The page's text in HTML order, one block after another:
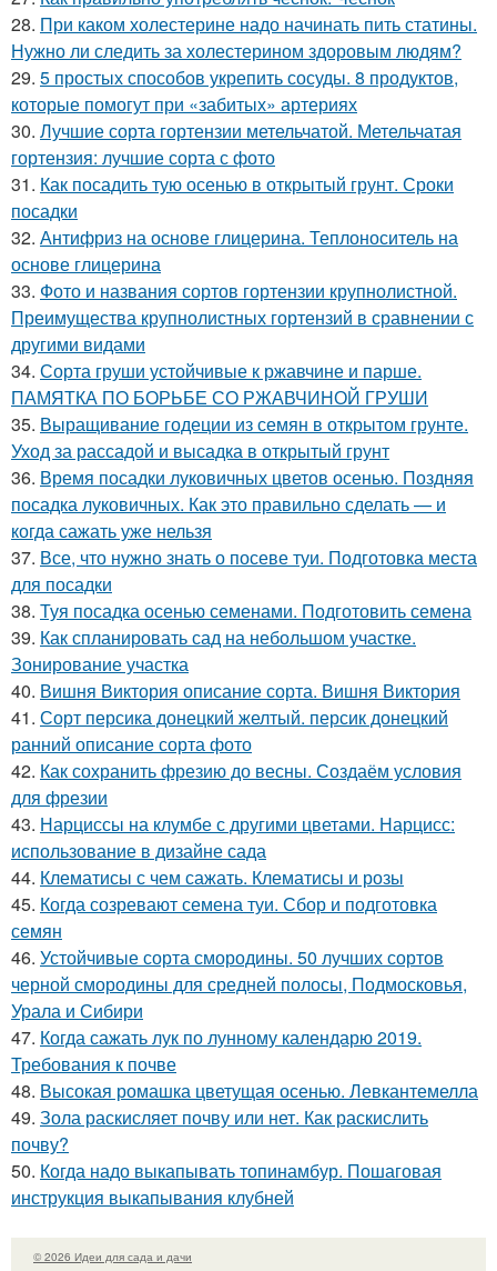
28. При каком холестерине надо начинать пить статины.
Нужно ли следить за холестерином здоровым людям?
29. 5 простых способов укрепить сосуды. 8 продуктов,
которые помогут при «забитых» артериях
30. Лучшие сорта гортензии метельчатой. Метельчатая
гортензия: лучшие сорта с фото
31. Как посадить тую осенью в открытый грунт. Сроки
посадки
32. Антифриз на основе глицерина. Теплоноситель на
основе глицерина
33. Фото и названия сортов гортензии крупнолистной.
Преимущества крупнолистных гортензий в сравнении с
другими видами
34. Сорта груши устойчивые к ржавчине и парше.
ПАМЯТКА ПО БОРЬБЕ СО РЖАВЧИНОЙ ГРУШИ
35. Выращивание годеции из семян в открытом грунте.
Уход за рассадой и высадка в открытый грунт
36. Время посадки луковичных цветов осенью. Поздняя
посадка луковичных. Как это правильно сделать — и
когда сажать уже нельзя
37. Все, что нужно знать о посеве туи. Подготовка места
для посадки
38. Туя посадка осенью семенами. Подготовить семена
39. Как спланировать сад на небольшом участке.
Зонирование участка
40. Вишня Виктория описание сорта. Вишня Виктория
41. Сорт персика донецкий желтый. персик донецкий
ранний описание сорта фото
42. Как сохранить фрезию до весны. Создаём условия
для фрезии
43. Нарциссы на клумбе с другими цветами. Нарцисс:
использование в дизайне сада
44. Клематисы с чем сажать. Клематисы и розы
45. Когда созревают семена туи. Сбор и подготовка
семян
46. Устойчивые сорта смородины. 50 лучших сортов
черной смородины для средней полосы, Подмосковья,
Урала и Сибири
47. Когда сажать лук по лунному календарю 2019.
Требования к почве
48. Высокая ромашка цветущая осенью. Левкантемелла
49. Зола раскисляет почву или нет. Как раскислить
почву?
50. Когда надо выкапывать топинамбур. Пошаговая
инструкция выкапывания клубней
© 2026 Идеи для сада и дачи